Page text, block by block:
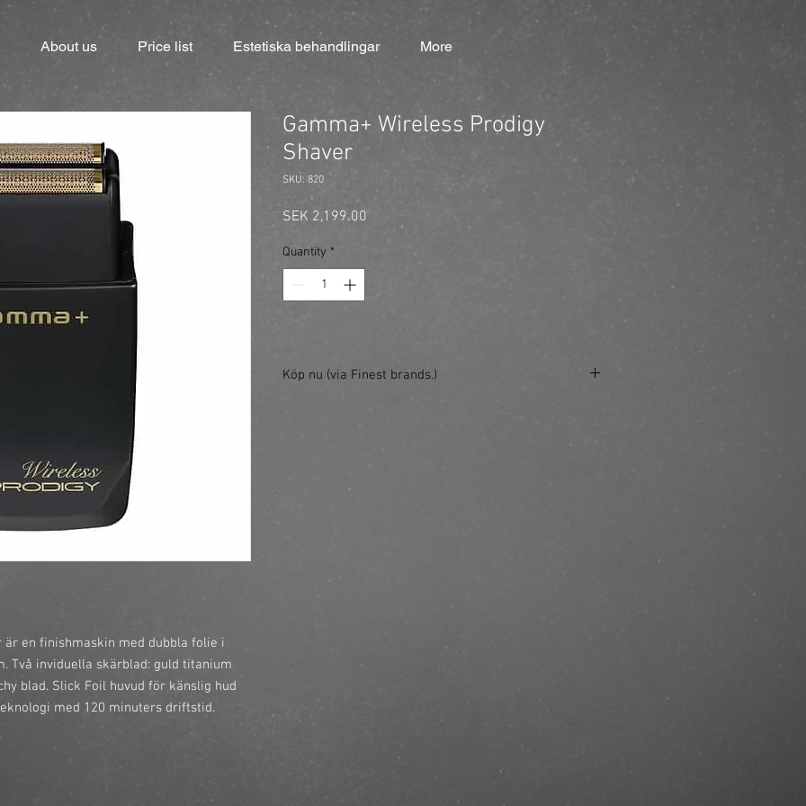
About us Price list Estetiska behandlingar More
är en finishmaskin med dubbla folie i
Två inviduella skärblad: guld titanium
blad. Slick Foil huvud för känslig hud
med 120 minuters driftstid.
Gamma+ Wireless Prodigy
Shaver
SKU: 820
SEK 2,199.00Price
Quantity *
Köp nu (via Finest brands.)